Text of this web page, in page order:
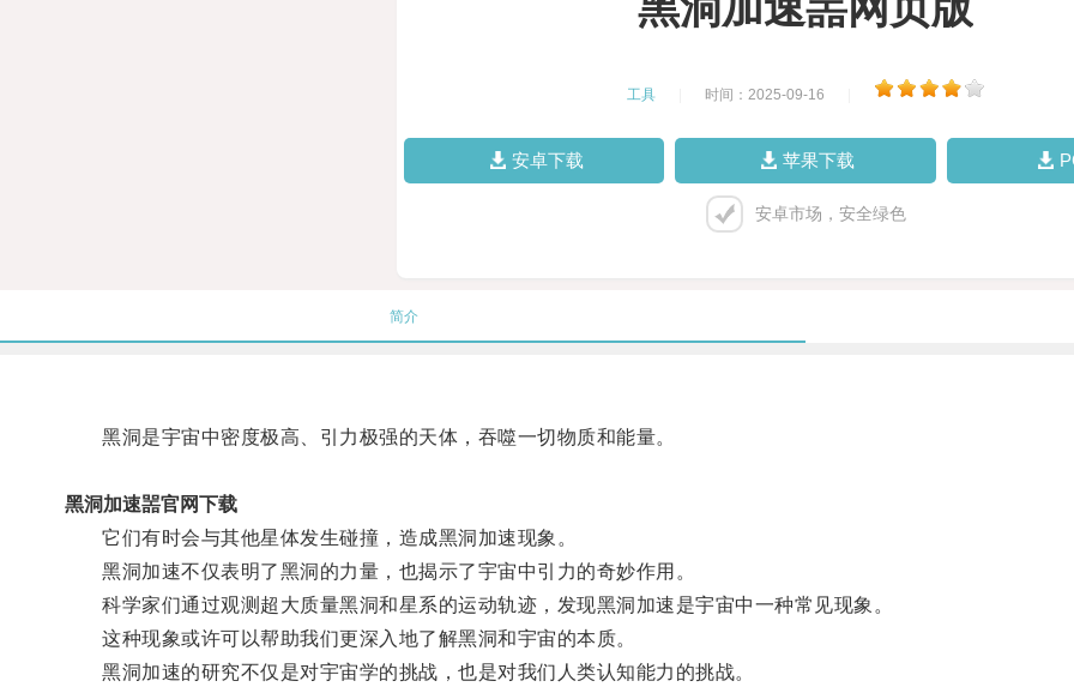
工具 时间：2025-09-16
安卓下载 苹果下载
安卓市场，安全绿色
简介
黑洞是宇宙中密度极高、引力极强的天体，吞噬一切物质和能量。
黑洞加速噐官网下载
它们有时会与其他星体发生碰撞，造成黑洞加速现象。
黑洞加速不仅表明了黑洞的力量，也揭示了宇宙中引力的奇妙作用。
科学家们通过观测超大质量黑洞和星系的运动轨迹，发现黑洞加速是宇宙中一种常见现象。
这种现象或许可以帮助我们更深入地了解黑洞和宇宙的本质。
黑洞加速的研究不仅是对宇宙学的挑战，也是对我们人类认知能力的挑战。